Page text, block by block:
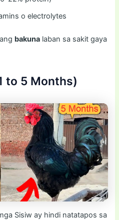
o electrolytes
bakuna laban sa sakit gaya
to 5 Months)
Sisiw ay hindi natatapos sa